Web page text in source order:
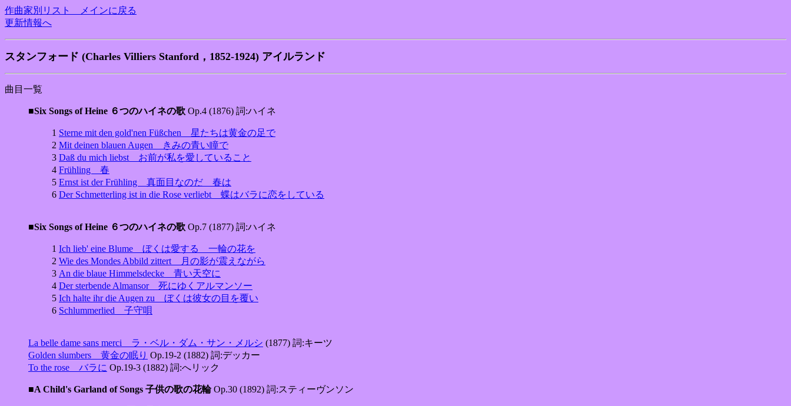
作曲家別リスト メインに戻る
更新情報へ
スタンフォード (Charles Villiers Stanford，1852-1924) アイルランド
曲目一覧
■Six Songs of Heine ６つのハイネの歌 Op.4 (1876) 詞:ハイネ
1 Sterne mit den gold'nen Füßchen 星たちは黄金の足で
2 Mit deinen blauen Augen きみの青い瞳で
3 Daß du mich liebst お前が私を愛していること
4 Frühling 春
5 Ernst ist der Frühling 真面目なのだ 春は
6 Der Schmetterling ist in die Rose verliebt 蝶はバラに恋をしている
■Six Songs of Heine ６つのハイネの歌 Op.7 (1877) 詞:ハイネ
1 Ich lieb' eine Blume ぼくは愛する 一輪の花を
2 Wie des Mondes Abbild zittert 月の影が震えながら
3 An die blaue Himmelsdecke 青い天空に
4 Der sterbende Almansor 死にゆくアルマンソー
5 Ich halte ihr die Augen zu ぼくは彼女の目を覆い
6 Schlummerlied 子守唄
La belle dame sans merci ラ・ベル・ダム・サン・メルシ (1877) 詞:キーツ
Golden slumbers 黄金の眠り Op.19-2 (1882) 詞:デッカー
To the rose バラに Op.19-3 (1882) 詞:へリック
■A Child's Garland of Songs 子供の歌の花輪Op.30 (1892) 詞:スティーヴンソン